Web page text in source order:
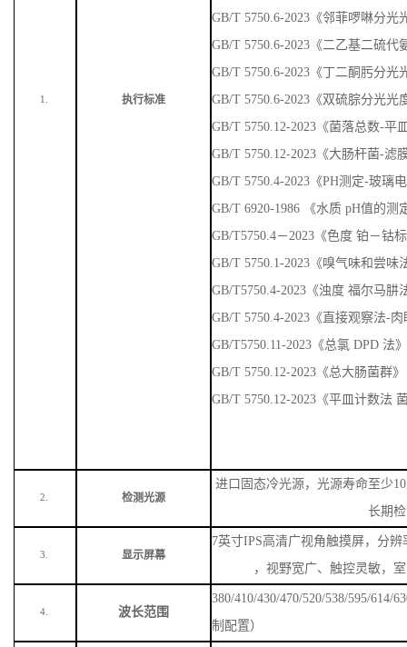
1. 执行标准
GB/T 5750.6-2023《邻菲啰啉分光
GB/T 5750.6-2023《二乙基二硫
GB/T 5750.6-2023《丁二酮肟分光
GB/T 5750.6-2023《双硫腙分光光
GB/T 5750.12-2023《菌落总数-平
GB/T 5750.12-2023《大肠杆菌-滤
GB/T 5750.4-2023《PH测定-玻璃
GB/T 6920-1986 《水质 pH值的测
GB/T5750.4－2023《色度 铂－钴
GB/T 5750.1-2023《嗅气味和尝味
GB/T5750.4-2023《浊度 福尔马肼
GB/T 5750.4-2023《直接观察法-
GB/T5750.11-2023《总氯 DPD 法
GB/T 5750.12-2023《总大肠菌群》
GB/T 5750.12-2023《平皿计数法
2. 检测光源
进口固态冷光源，光源寿命至少
长期
3. 显示屏幕
7英寸IPS高清广视角触摸屏，分
，视野宽广、触控灵敏，
4. 波长范围
380/410/430/470/520/538/595/614/
制配置）